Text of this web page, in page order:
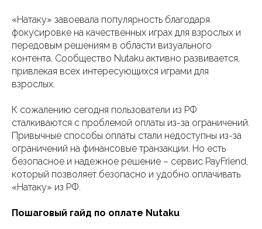
«Натаку» завоевала популярность благодаря
фокусировке на качественных играх для взрослых и
передовым решениям в области визуального
контента. Сообщество Nutaku активно развивается,
привлекая всех интересующихся играми для
взрослых.
К сожалению сегодня пользователи из РФ
сталкиваются с проблемой оплаты из-за ограничений.
Привычные способы оплаты стали недоступны из-за
ограничений на финансовые транзакции. Но есть
безопасное и надежное решение – сервис PayFriend,
который позволяет безопасно и удобно оплачивать
«Натаку» из РФ.
Пошаговый гайд по оплате Nutaku